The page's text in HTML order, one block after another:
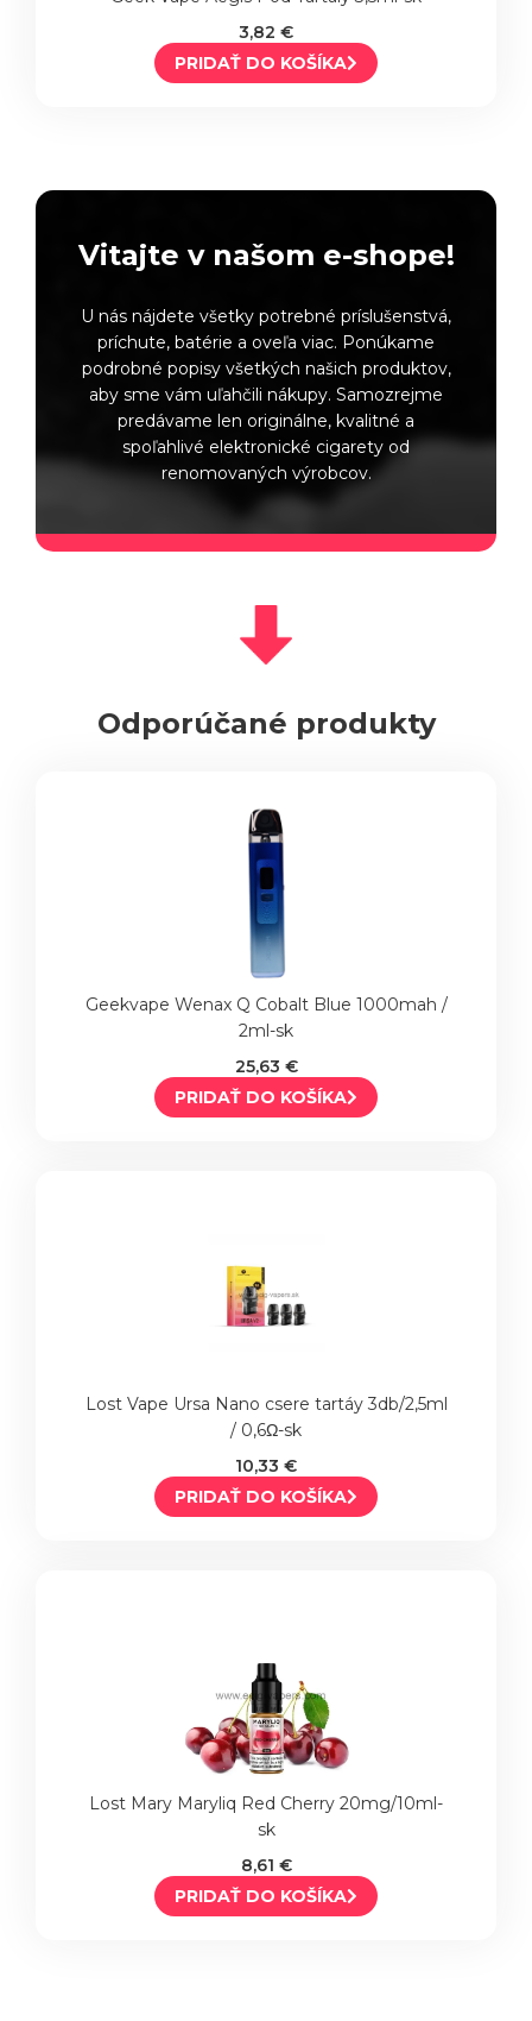
3,82 €
PRIDAŤ DO KOŠÍKA
Vitajte v našom e-shope!
U nás nájdete všetky potrebné príslušenstvá,
príchute, batérie a oveľa viac. Ponúkame
podrobné popisy všetkých našich produktov,
aby sme vám uľahčili nákupy. Samozrejme
predávame len originálne, kvalitné a
spoľahlivé elektronické cigarety od
renomovaných výrobcov.
Odporúčané produkty
Geekvape Wenax Q Cobalt Blue 1000mah /
2ml-sk
25,63 €
PRIDAŤ DO KOŠÍKA
Lost Vape Ursa Nano csere tartáy 3db/2,5ml
/ 0,6Ω-sk
10,33 €
PRIDAŤ DO KOŠÍKA
Lost Mary Maryliq Red Cherry 20mg/10ml-
sk
8,61 €
PRIDAŤ DO KOŠÍKA